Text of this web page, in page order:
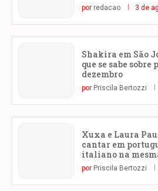
por redacao 3 de
Shakira em São
que se sabe
dezembro
por Priscila Bertozzi
Xuxa e Laura
cantar em
italiano na
por Priscila Bertozzi